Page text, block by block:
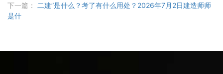
下一篇：
二建”是什么？考了有什么用处？2026年7月2日建造师师
是什